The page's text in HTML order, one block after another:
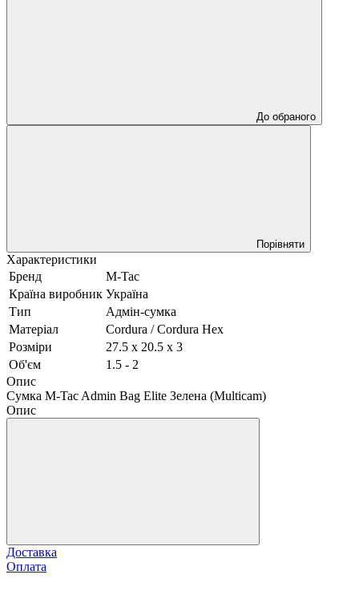
До обраного
Порівняти
Характеристики
Бренд
M-Tac
Країна виробник Україна
Тип
Адмін-сумка
Матеріал
Cordura / Cordura Hex
Розміри
27.5 х 20.5 х 3
Об'єм
1.5 - 2
Опис
Сумка M-Tac Admin Bag Elite Зелена (Multicam)
Опис
Доставка
Оплата